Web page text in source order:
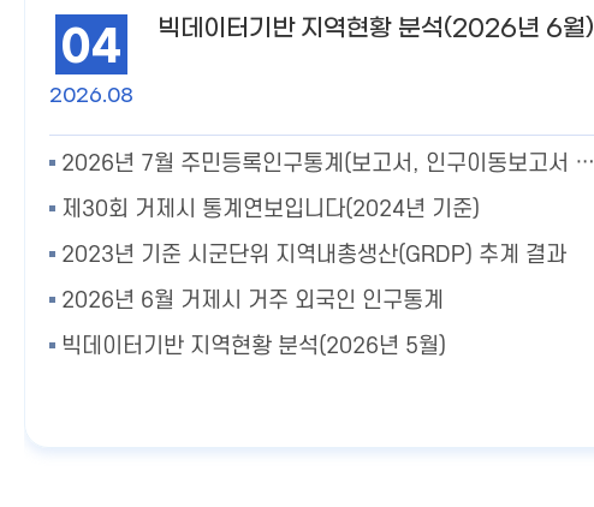
04
2026.08
빅데이터기반 지역현황 분석(2026년 6월)
2026년 7월 주민등록인구통계(보고서, 인구이동보고서 포함)
제30회 거제시 통계연보입니다(2024년 기준)
2023년 기준 시군단위 지역내총생산(GRDP) 추계 결과
2026년 6월 거제시 거주 외국인 인구통계
빅데이터기반 지역현황 분석(2026년 5월)